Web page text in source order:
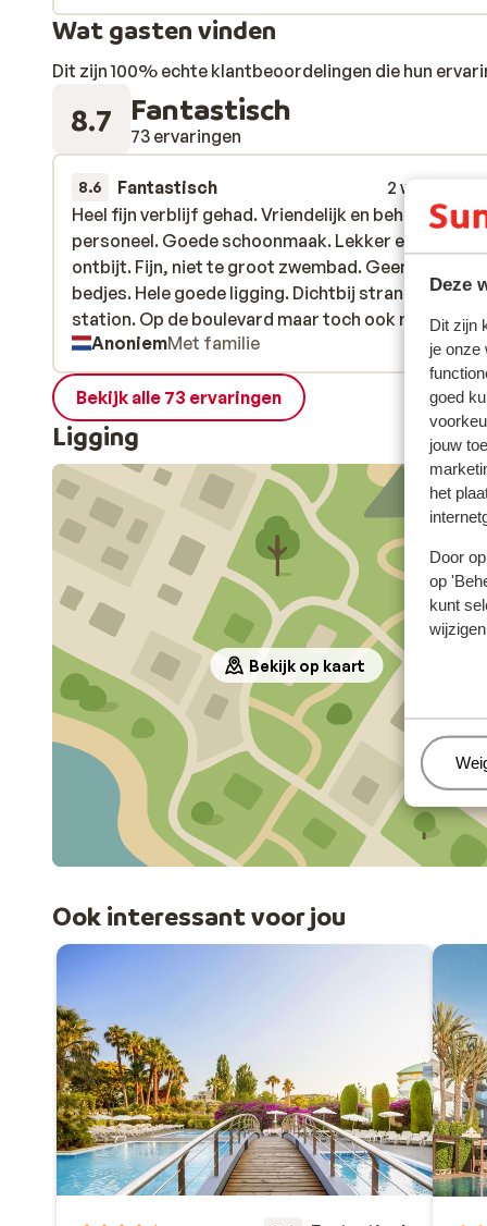
Deze
Dit zijn
je onze
goed
jouw
het
Door
op
kunt
Wat gasten vinden
Dit zijn 100% echte klantbeoordelingen die hun
8.7 Fantastisch
73 ervaringen
8.6 Fantastisch
2 weken
Heel fijn verblijf gehad. Vriendelijk en behulpzaam
personeel. Goede schoonmaak. Lekker en
ontbijt. Fijn, niet te groot zwembad. Geen “run” op
bedjes. Hele goede ligging. Dichtbij strand. Dichtbij
station. Op de boulevard maar toch ook rustig
gelegen. Tip; neem de trein naar Barcelona. Mooie
langs de kust.
Heel fijn verblijf gehad. Vriendelijk en behulpzaam
personeel. Goede schoonmaak. Lekker en
ontbijt. Fijn, niet te groot zwembad. Geen “run” op
bedjes. Hele goede ligging. Dichtbij strand. Dichtbij
station. Op de boulevard maar toch ook rusti...
AnoniemMet familie
Bekijk alle 73 ervaringen
Ligging
Bekijk op kaart
Ook interessant voor jou